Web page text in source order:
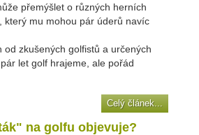
přemýšlet o různých herních
mu mohou pár úderů navíc
zkušených golfistů a určených
let golf hrajeme, ale pořád
Celý článek...
na golfu objevuje?